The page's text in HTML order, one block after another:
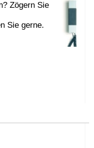
Zögern Sie
Sie gerne.